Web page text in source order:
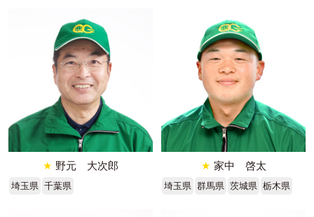
★ 野元 大次郎
埼玉県 千葉県
★ 家中 啓太
埼玉県 群馬県 茨城県 栃木県